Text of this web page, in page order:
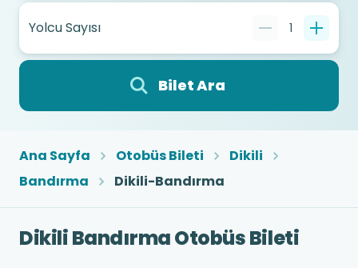
Yolcu Sayısı 1
Bilet Ara
Ana Sayfa Otobüs Bileti
Dikili
Bandırma
Dikili-Bandırma
Dikili Bandırma Otobüs Bileti